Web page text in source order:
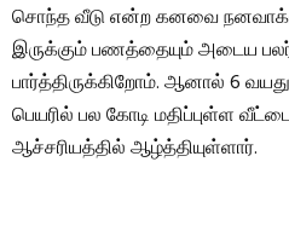
சொந்த வீடு என்ற கனவை
இருக்கும் பணத்தையும் அடைய
பார்த்திருக்கிறோம். ஆனால் 6
பெயரில் பல கோடி மதிப்புள்ள
ஆச்சரியத்தில் ஆழ்த்தியுள்ளார்.